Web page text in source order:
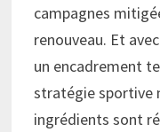
campagnes
renouveau. Et
un encadrement
stratégie sportive
ingrédients sont